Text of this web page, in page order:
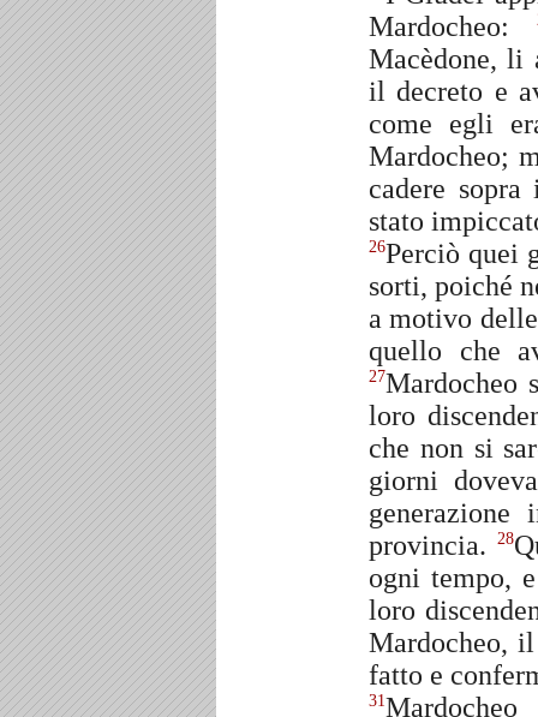
Mardocheo:
Macèdone, li
il decreto e
come egli
Mardocheo;
cadere
stato
26Perciò quei
sorti, poiché
a motivo
quello che
27Mardocheo
loro
che non si
giorni
provincia.28
ogni tempo,
loro
Mardocheo,
fatto e
31